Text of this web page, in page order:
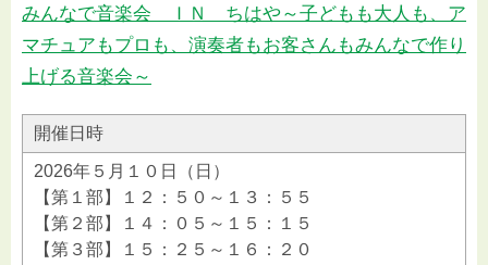
みんなで音楽会 ＩＮ ちはや～子どもも大人も、ア
マチュアもプロも、演奏者もお客さんもみんなで作り
上げる音楽会～
開催日時
2026年５月１０日（日）
【第１部】１２：５０～１３：５５
【第２部】１４：０５～１５：１５
【第３部】１５：２５～１６：２０